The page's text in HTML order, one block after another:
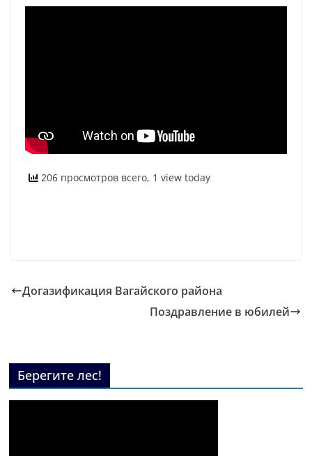
206 просмотров всего, 1 view today
Догазификация Вагайского района
Поздравление в юбилей
Берегите лес!